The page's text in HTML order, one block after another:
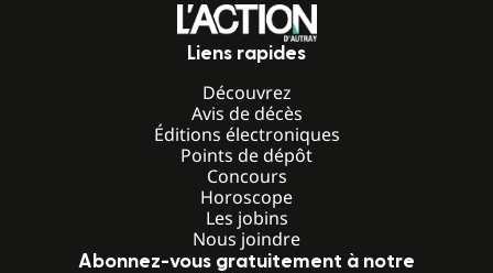
Liens rapides
Découvrez
Avis de décès
Éditions électroniques
Points de dépôt
Concours
Horoscope
Les jobins
Nous joindre
Abonnez-vous gratuitement à notre